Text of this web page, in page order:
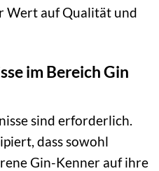
Wert auf Qualität und
im Bereich Gin
sind erforderlich.
dass sowohl
Gin-Kenner auf ihre